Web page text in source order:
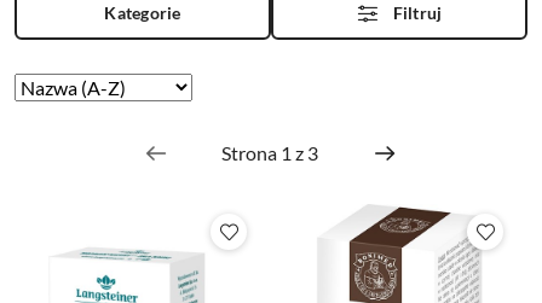
Kategorie Filtruj
Zastosowano
Sortuj